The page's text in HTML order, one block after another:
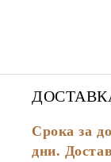
Срока за
дни.